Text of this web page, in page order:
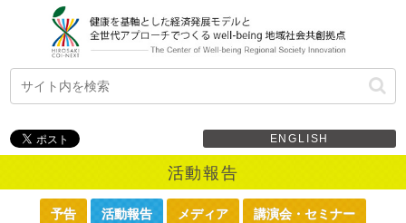
ENGLISH
活動報告
予告 活動報告 メディア 講演会・セミナー